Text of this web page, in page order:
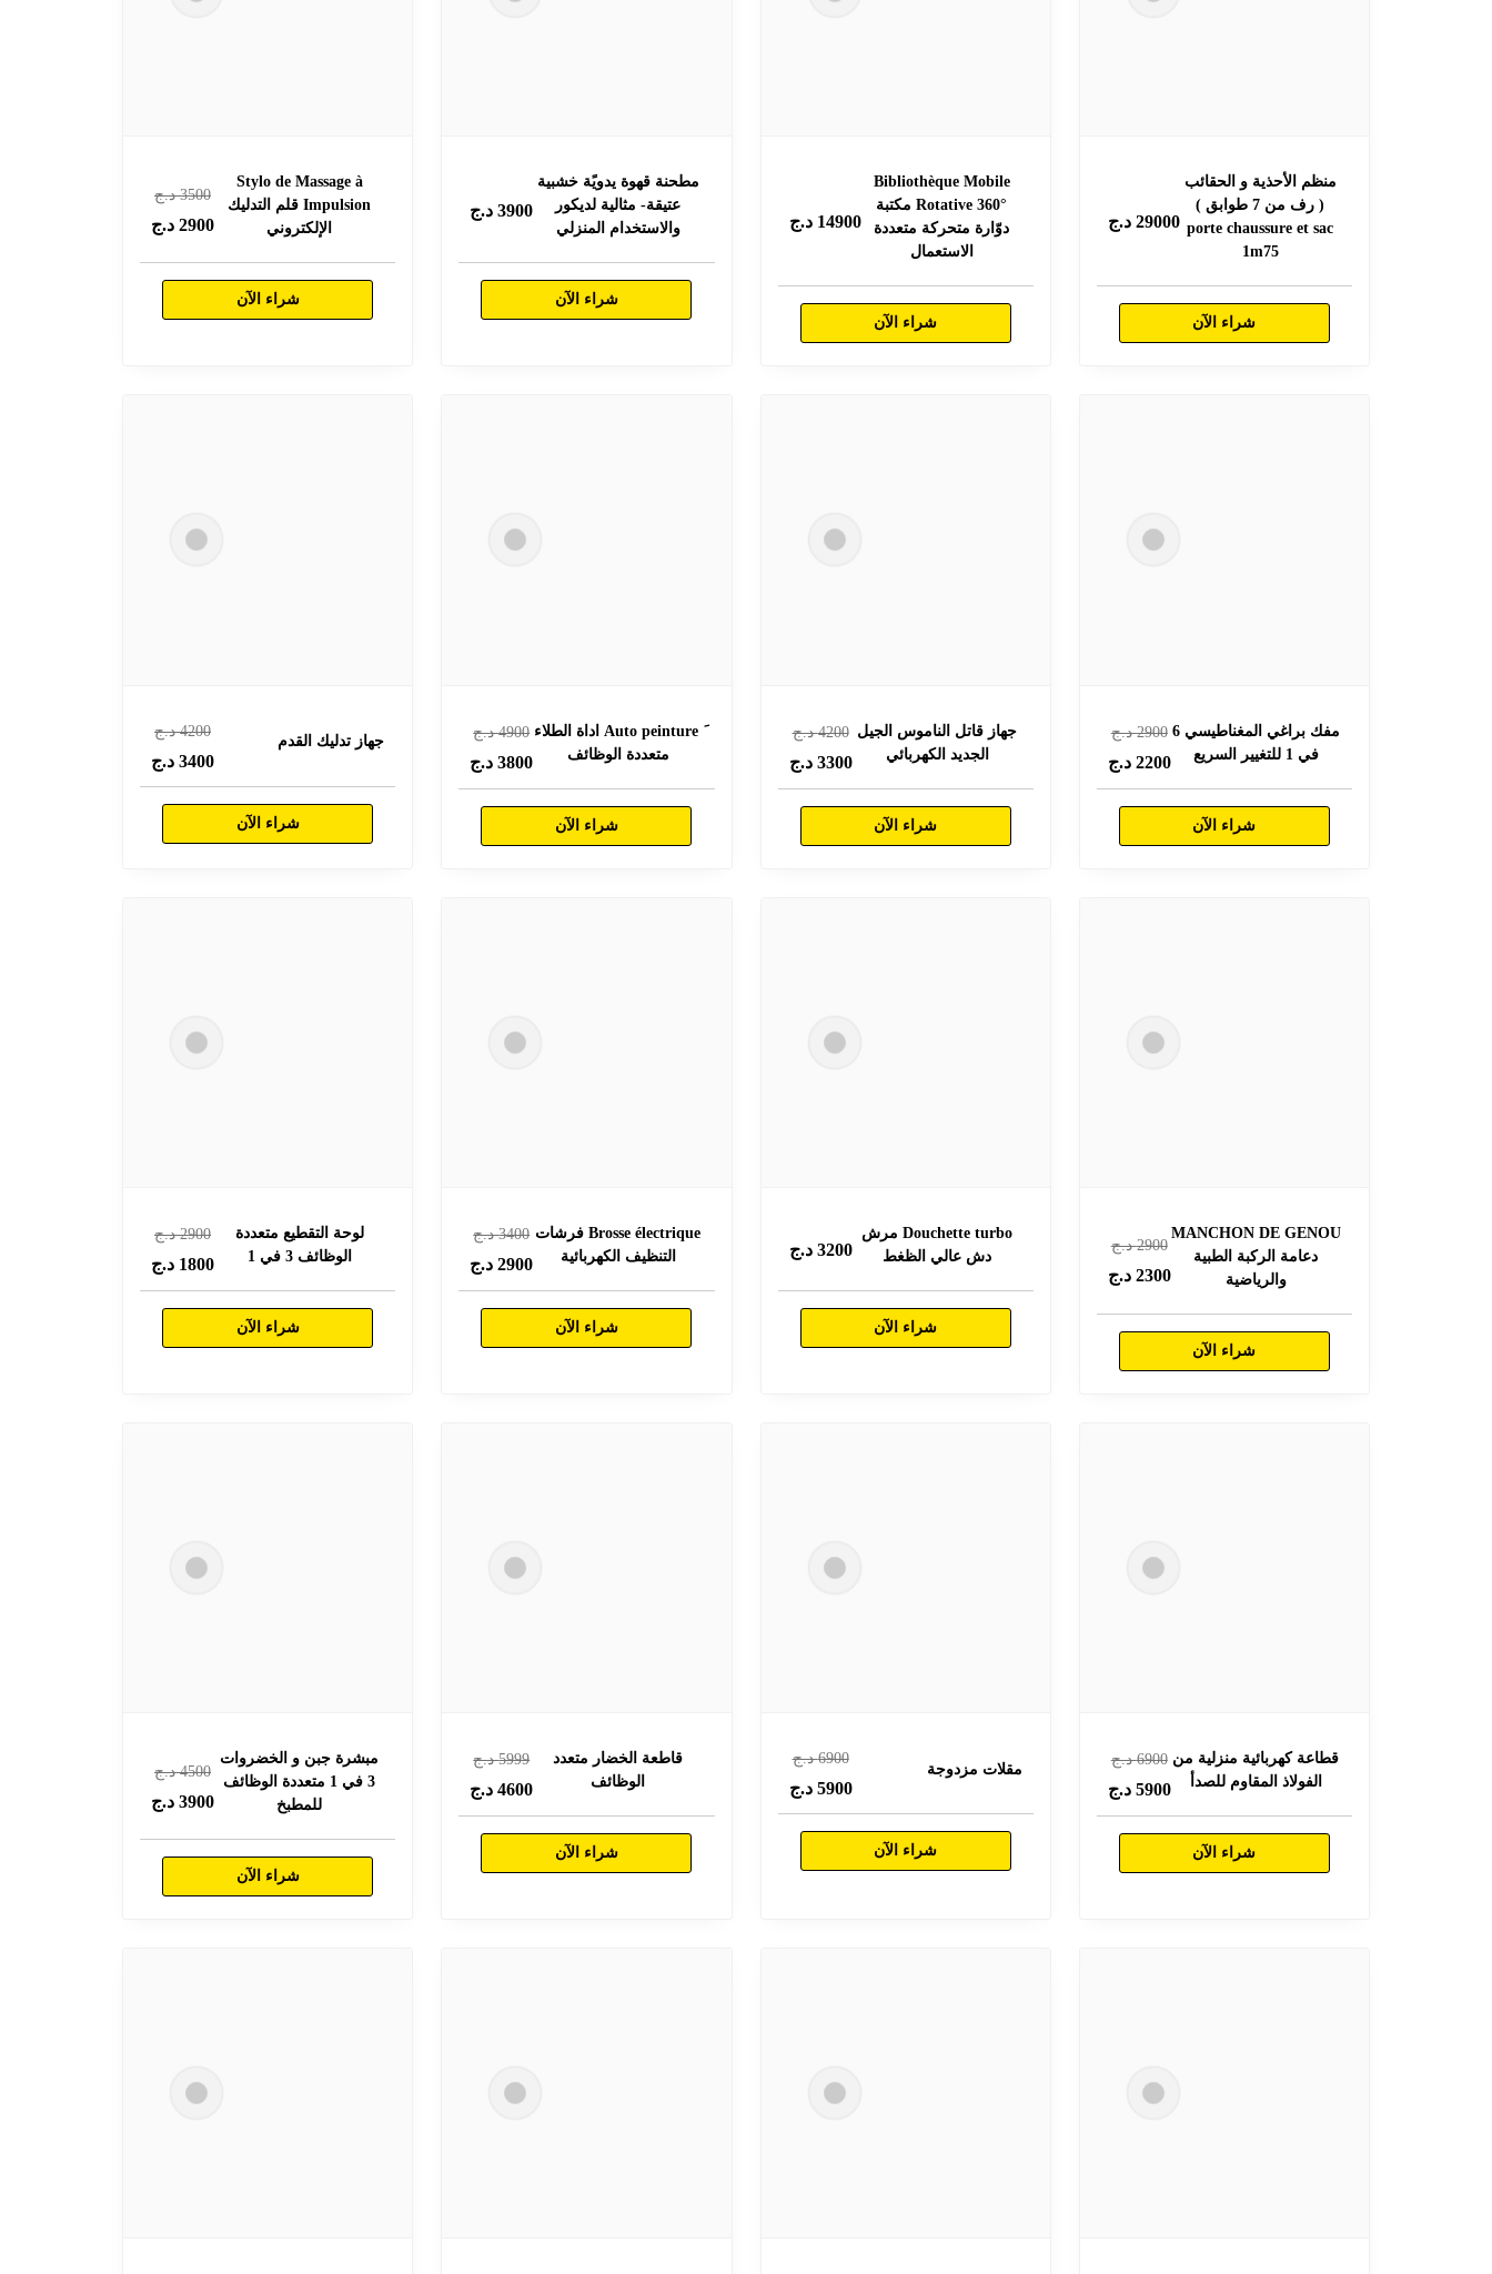
منظم الأحذية و الحقائب
( رف من 7 طوابق )
porte chaussure et sac
1m75
29000 د.ج
شراء الآن
Bibliothèque Mobile
Rotative 360° مكتبة
دوّارة متحركة متعددة
الاستعمال
14900 د.ج
شراء الآن
مطحنة قهوة يدويًة خشبية
عتيقة- مثالية لديكور
والاستخدام المنزلي
3900د.ج
شراء الآن
Stylo de Massage à
Impulsion قلم التدليك
الإلكتروني
3500د.ج
2900 د.ج
شراء الآن
مفك براغي المغناطيسي 6
في 1 للتغيير السريع
2900د.ج
2200 د.ج
شراء الآن
جهاز قاتل الناموس الجيل
الجديد الكهربائي
4200د.ج
3300 د.ج
شراء الآن
َ Auto peinture اداة الطلاء
متعددة الوظائف
4900د.ج
3800د.ج
شراء الآن
جهاز تدليك القدم
4200د.ج
3400 د.ج
شراء الآن
MANCHON DE GENOU
دعامة الركبة الطبية
والرياضية
2900د.ج
2300 د.ج
شراء الآن
Douchette turbo مرش
دش عالي الظغط
3200 د.ج
شراء الآن
Brosse électrique فرشات
التنظيف الكهربائية
3400د.ج
2900د.ج
شراء الآن
لوحة التقطيع متعددة
الوظائف 3 في 1
2900د.ج
1800 د.ج
شراء الآن
قطاعة كهربائية منزلية من
الفولاذ المقاوم للصدأ
6900د.ج
5900 د.ج
شراء الآن
مقلات مزدوجة
6900د.ج
5900 د.ج
شراء الآن
قاطعة الخضار متعدد
الوظائف
5999د.ج
4600د.ج
شراء الآن
مبشرة جبن و الخضروات
3 في 1 متعددة الوظائف
للمطبخ
4500د.ج
3900 د.ج
شراء الآن